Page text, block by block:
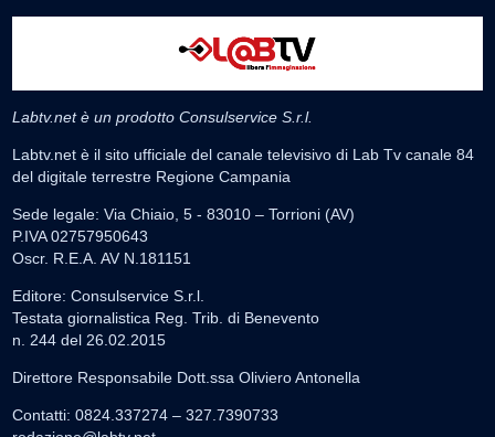
Labtv.net è un prodotto Consulservice S.r.l.
Labtv.net è il sito ufficiale del canale televisivo di Lab Tv canale 84
del digitale terrestre Regione Campania
Sede legale: Via Chiaio, 5 - 83010 – Torrioni (AV)
P.IVA 02757950643
Oscr. R.E.A. AV N.181151
Editore: Consulservice S.r.l.
Testata giornalistica Reg. Trib. di Benevento
n. 244 del 26.02.2015
Direttore Responsabile Dott.ssa Oliviero Antonella
Contatti: 0824.337274 – 327.7390733